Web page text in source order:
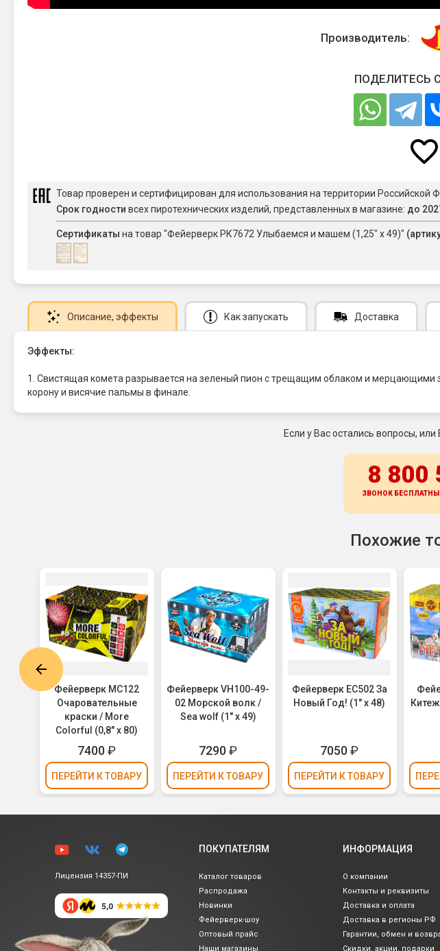
Производитель:
ПОДЕЛИТЕСЬ
Товар проверен и сертифицирован для использования на территории Российской
Срок годности всех пиротехнических изделий, представленных в магазине: до
Сертификаты на товар "Фейерверк РК7672 Улыбаемся и машем (1,25" х 49)"
Описание, эффекты Как запускать Доставка
Эффекты:
1. Свистящая комета разрывается на зеленый пион с трещащим облаком и
корону и висячие пальмы в финале.
Если у Вас остались вопросы,
8 800
ЗВОНОК
Похожие
Фейерверк MC122
Очаровательные
краски / More
Colorful (0,8" х 80)
7400₽
ПЕРЕЙТИ К ТОВАРУ
Фейерверк VH100-49-
02 Морской волк /
Sea wolf (1" х 49)
7290₽
ПЕРЕЙТИ К ТОВАРУ
Фейерверк ЕС502 За
Новый Год! (1" х 48)
7050₽
ПЕРЕЙТИ К ТОВАРУ
Лицензия 14357-ПИ
ПОКУПАТЕЛЯМ
Каталог товаров
Распродажа
Новинки
Фейерверк-шоу
Оптовый прайс
Наши магазины
ИНФОРМАЦИЯ
О компании
Контакты и реквизиты
Доставка и оплата
Доставка в регионы РФ
Гарантии, обмен и
Скидки, акции, подарки